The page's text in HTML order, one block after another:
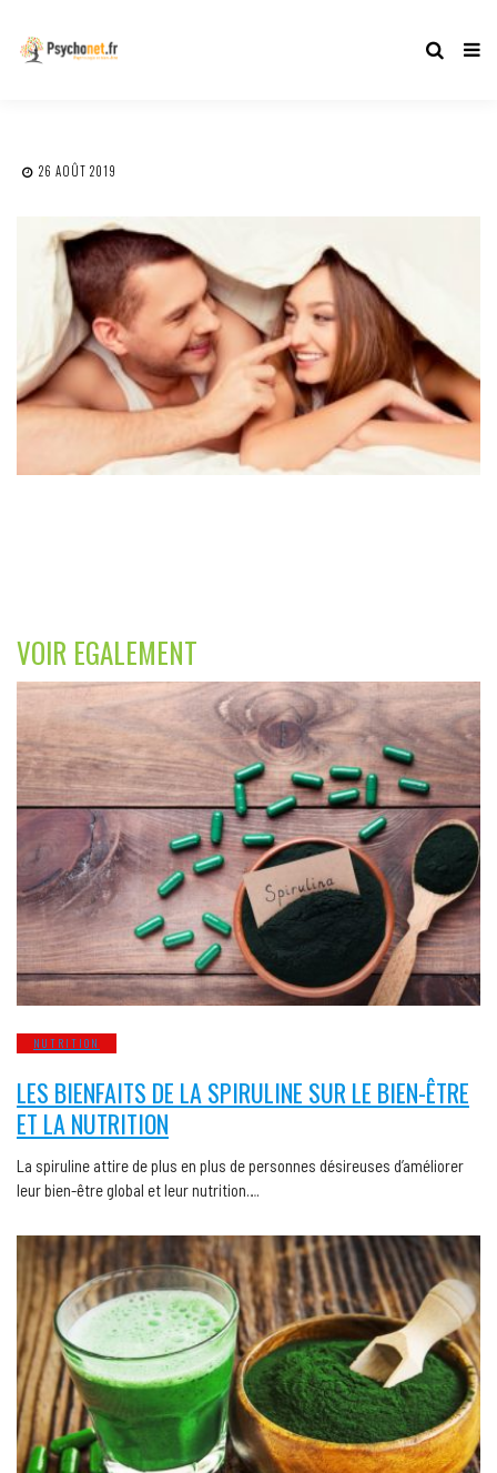
26 AOÛT 2019
VOIR EGALEMENT
NUTRITION
LES BIENFAITS DE LA SPIRULINE SUR LE BIEN-ÊTRE
ET LA NUTRITION
La spiruline attire de plus en plus de personnes désireuses d’améliorer
leur bien-être global et leur nutrition….